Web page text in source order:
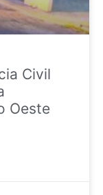
Civil
Oeste